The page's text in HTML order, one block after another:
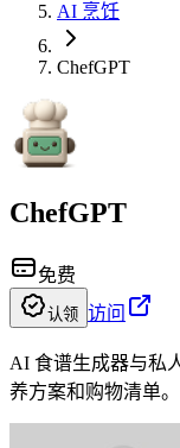
AI 烹饪
ChefGPT
ChefGPT
免费
认领 访问
AI 食谱生成器与私
养方案和购物清单。